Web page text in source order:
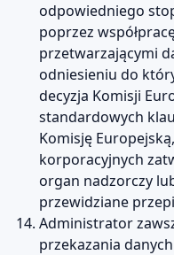
odpowiedniego
poprzez
przetwarzającymi
odniesieniu do
decyzja Komisji
standardowych
Komisję
korporacyjnych
organ nadzorczy
przewidziane
Administrator
przekazania